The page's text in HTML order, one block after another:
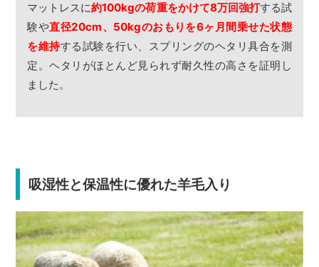
マットレスに約100kgの荷重をかけて8万回強打する試
験や直径20cm、50kgのおもりを6ヶ月間乗せた状態
を維持する試験を行い、スプリングのヘタリ具合を測
定。ヘタリがほとんど見られず耐久性の高さを証明し
ました。
吸湿性と保温性に優れた羊毛入り